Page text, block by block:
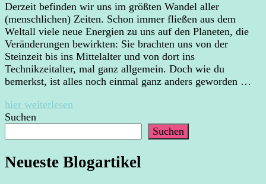
Derzeit befinden wir uns im größten Wandel aller
(menschlichen) Zeiten. Schon immer fließen aus dem
Weltall viele neue Energien zu uns auf den Planeten, die
Veränderungen bewirkten: Sie brachten uns von der
Steinzeit bis ins Mittelalter und von dort ins
Technikzeitalter, mal ganz allgemein. Doch wie du
bemerkst, ist alles noch einmal ganz anders geworden …
hier weiterlesen
Suchen
Suchen
Neueste Blogartikel